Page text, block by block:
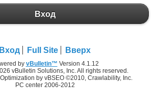
Вход
Вход Full Site Вверх
by vBulletin™ Version 4.1.12
vBulletin Solutions, Inc. All rights reserved.
by vBSEO ©2010, Crawlability, Inc.
PC center 2006-2012